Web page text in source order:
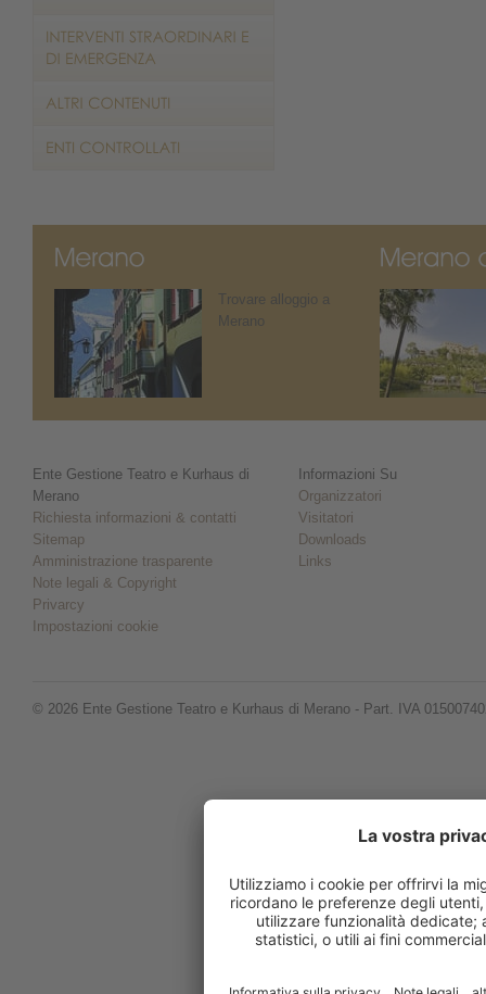
Trovare alloggio a
Merano
Ente Gestione Teatro e Kurhaus di
Merano
Richiesta informazioni & contatti
Sitemap
Amministrazione trasparente
Note legali & Copyright
Privarcy
Impostazioni cookie
Informazioni Su
Organizzatori
Visitatori
Downloads
Links
© 2026 Ente Gestione Teatro e Kurhaus di Merano - Part. IVA